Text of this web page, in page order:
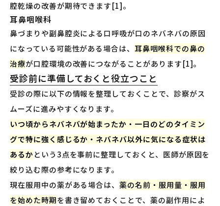
腔乾燥の改善が期待できます[1]。
耳鼻咽喉科
鼻づまりや副鼻腔炎による口呼吸が口のネバネバの原因
になっている可能性がある場合は、 耳鼻咽喉科での鼻の
治療が口腔環境の改善につながることがあります[1]。
受診前に準備しておくと役立つこと
受診の際に以下の情報を整理しておくことで、診察がス
ムーズに進みやすくなります。
いつ頃からネバネバが始まったか・一日のどのタイミン
グで特に強く感じるか・ネバネバ以外に気になる症状は
あるかという3点を事前に整理しておくと、医師が原因を
絞り込む際の参考になります。
現在服用中の薬がある場合は、薬の名前・服用量・服用
を始めた時期を書き留めておくことで、薬の副作用によ